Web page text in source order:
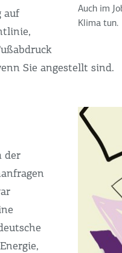
Auch im
Klima tun.
auf
Sie angestellt sind.
der